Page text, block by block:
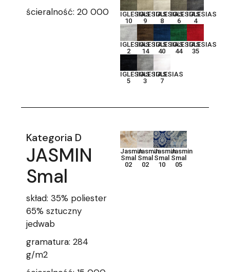
ścieralność: 20 000
IGLESIAS
10
IGLESIAS
9
IGLESIAS
8
IGLESIAS
6
IGLESIAS
4
IGLESIAS
2
IGLESIAS
14
IGLESIAS
40
IGLESIAS
44
IGLESIAS
35
IGLESIAS
5
IGLESIAS
3
IGLESIAS
7
Kategoria D
JASMIN
Smal
skład: 35% poliester
65% sztuczny
jedwab
gramatura: 284
g/m2
Jasmin
Smal
02
Jasmin
Smal
02
Jasmin
Smal
10
Jasmin
Smal
05